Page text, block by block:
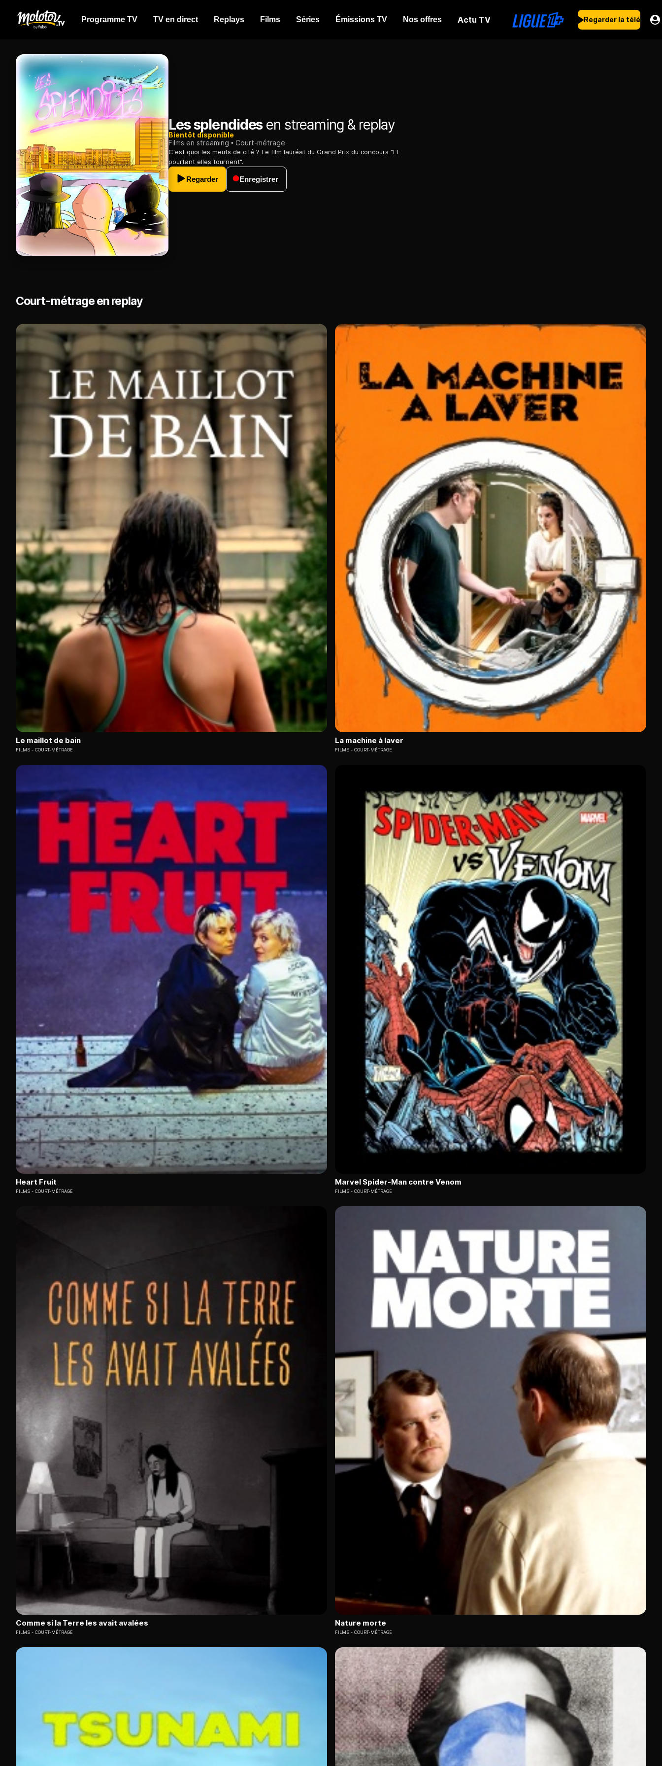
Programme TV TV en direct Replays Films Séries Émissions TV Nos offres Actu TV Regarder la télé
Les splendidesen streaming & replay
Bientôt disponible
Films en streaming
Court-métrage
C'est quoi les meufs de cité ? Le film lauréat du Grand Prix du concours "Et
pourtant elles tournent".
Regarder Enregistrer
Court-métrage en replay
Le maillot de bain
FILMS COURT-MÉTRAGE
La machine à laver
FILMS COURT-MÉTRAGE
Heart Fruit
FILMS COURT-MÉTRAGE
Marvel Spider-Man contre Venom
FILMS COURT-MÉTRAGE
Comme si la Terre les avait avalées
FILMS COURT-MÉTRAGE
Nature morte
FILMS COURT-MÉTRAGE